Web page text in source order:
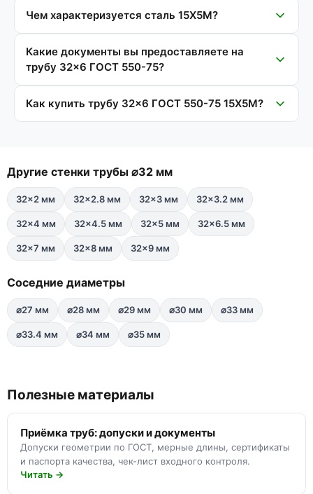
Чем характеризуется сталь 15Х5М?
Какие документы вы предоставляете на
трубу 32×6 ГОСТ 550-75?
Как купить трубу 32×6 ГОСТ 550-75 15Х5М?
Другие стенки трубы ⌀32 мм
32×2 мм 32×2.8 мм 32×3 мм 32×3.2 мм
32×4 мм 32×4.5 мм 32×5 мм 32×6.5 мм
32×7 мм 32×8 мм 32×9 мм
Соседние диаметры
⌀27 мм ⌀28 мм ⌀29 мм ⌀30 мм ⌀33 мм
⌀33.4 мм ⌀34 мм ⌀35 мм
Полезные материалы
Приёмка труб: допуски и документы
Допуски геометрии по ГОСТ, мерные длины, сертификаты
и паспорта качества, чек-лист входного контроля.
Читать →